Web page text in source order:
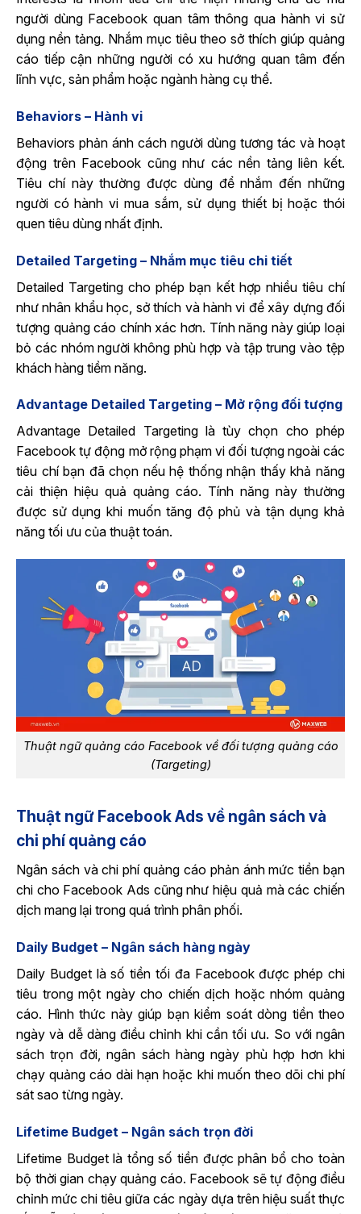
người dùng Facebook quan tâm thông qua hành vi sử
dụng nền tảng. Nhắm mục tiêu theo sở thích giúp quảng
cáo tiếp cận những người có xu hướng quan tâm đến
lĩnh vực, sản phẩm hoặc ngành hàng cụ thể.
Behaviors – Hành vi
Behaviors phản ánh cách người dùng tương tác và hoạt
động trên Facebook cũng như các nền tảng liên kết.
Tiêu chí này thường được dùng để nhắm đến những
người có hành vi mua sắm, sử dụng thiết bị hoặc thói
quen tiêu dùng nhất định.
Detailed Targeting – Nhắm mục tiêu chi tiết
Detailed Targeting cho phép bạn kết hợp nhiều tiêu chí
như nhân khẩu học, sở thích và hành vi để xây dựng đối
tượng quảng cáo chính xác hơn. Tính năng này giúp loại
bỏ các nhóm người không phù hợp và tập trung vào tệp
khách hàng tiềm năng.
Advantage Detailed Targeting – Mở rộng đối tượng
Advantage Detailed Targeting là tùy chọn cho phép
Facebook tự động mở rộng phạm vi đối tượng ngoài các
tiêu chí bạn đã chọn nếu hệ thống nhận thấy khả năng
cải thiện hiệu quả quảng cáo. Tính năng này thường
được sử dụng khi muốn tăng độ phủ và tận dụng khả
năng tối ưu của thuật toán.
Thuật ngữ quảng cáo Facebook về đối tượng quảng cáo
(Targeting)
Thuật ngữ Facebook Ads về ngân sách và
chi phí quảng cáo
Ngân sách và chi phí quảng cáo phản ánh mức tiền bạn
chi cho Facebook Ads cũng như hiệu quả mà các chiến
dịch mang lại trong quá trình phân phối.
Daily Budget – Ngân sách hàng ngày
Daily Budget là số tiền tối đa Facebook được phép chi
tiêu trong một ngày cho chiến dịch hoặc nhóm quảng
cáo. Hình thức này giúp bạn kiểm soát dòng tiền theo
ngày và dễ dàng điều chỉnh khi cần tối ưu. So với ngân
sách trọn đời, ngân sách hàng ngày phù hợp hơn khi
chạy quảng cáo dài hạn hoặc khi muốn theo dõi chi phí
sát sao từng ngày.
Lifetime Budget – Ngân sách trọn đời
Lifetime Budget là tổng số tiền được phân bổ cho toàn
bộ thời gian chạy quảng cáo. Facebook sẽ tự động điều
chỉnh mức chi tiêu giữa các ngày dựa trên hiệu suất thực